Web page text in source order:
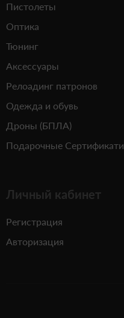
Пистолеты
Оптика
Тюнинг
Аксессуары
Релоадинг патронов
Одежда и обувь
Дроны (БПЛА)
Подарочные Сертификати
Личный кабинет
Регистрация
Авторизация